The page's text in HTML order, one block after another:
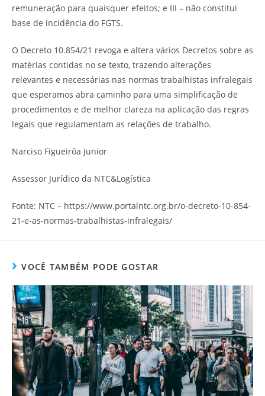
remuneração para quaisquer efeitos; e III – não constitui
base de incidência do FGTS.
O Decreto 10.854/21 revoga e altera vários Decretos sobre as
matérias contidas no se texto, trazendo alterações
relevantes e necessárias nas normas trabalhistas infralegais
que esperamos abra caminho para uma simplificação de
procedimentos e de melhor clareza na aplicação das regras
legais que regulamentam as relações de trabalho.
Narciso Figueirôa Junior
Assessor Jurídico da NTC&Logística
Fonte: NTC – https://www.portalntc.org.br/o-decreto-10-854-
21-e-as-normas-trabalhistas-infralegais/
VOCÊ TAMBÉM PODE GOSTAR